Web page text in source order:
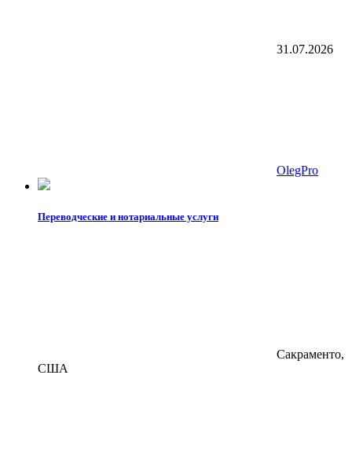
31.07.2026
OlegPro
Переводческие и нотариальные услуги
Сакраменто,
США